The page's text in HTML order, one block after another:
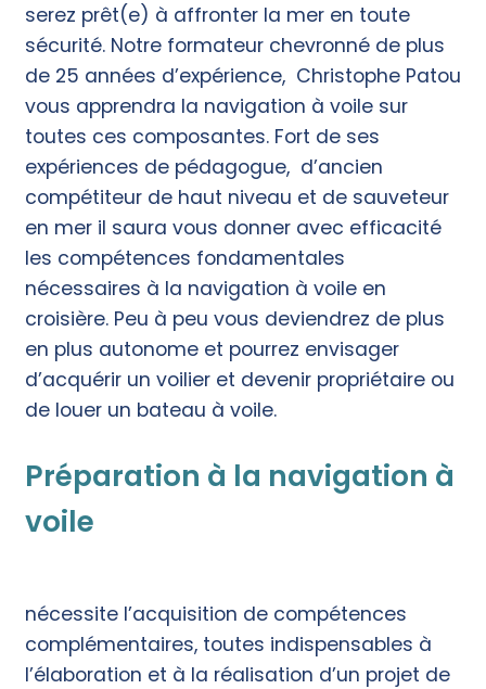
serez prêt(e) à affronter la mer en toute
sécurité. Notre formateur chevronné de plus
de 25 années d’expérience, Christophe Patou
vous apprendra la navigation à voile sur
toutes ces composantes. Fort de ses
expériences de pédagogue, d’ancien
compétiteur de haut niveau et de sauveteur
en mer il saura vous donner avec efficacité
les compétences fondamentales
nécessaires à la navigation à voile en
croisière. Peu à peu vous deviendrez de plus
en plus autonome et pourrez envisager
d’acquérir un voilier et devenir propriétaire ou
de louer un bateau à voile.
Préparation à la navigation à
voile
nécessite l’acquisition de compétences
complémentaires, toutes indispensables à
l’élaboration et à la réalisation d’un projet de